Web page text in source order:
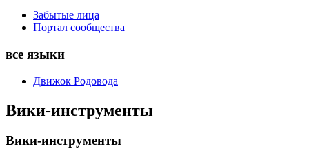
Забытые лица
Портал сообщества
все языки
Движок Родовода
Вики-инструменты
Вики-инструменты